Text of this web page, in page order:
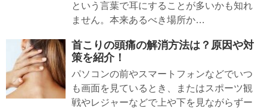
という言葉で耳にすることが多いかも知れ
ません。本来あるべき場所か…
首こりの頭痛の解消方法は？原因や対
策を紹介！
パソコンの前やスマートフォンなどでいつ
も画面を見ているとき、またはスポーツ観
戦やレジャーなどで上や下を見ながらずー